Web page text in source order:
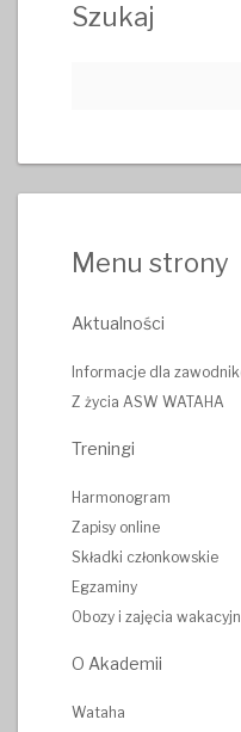
Szukaj
Menu strony
Aktualności
Informacje dla
Z życia ASW WATAHA
Treningi
Harmonogram
Zapisy online
Składki członkowskie
Egzaminy
Obozy i zajęcia
O Akademii
Wataha